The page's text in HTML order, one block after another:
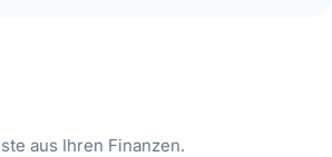
aus Ihren Finanzen.